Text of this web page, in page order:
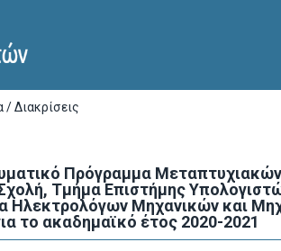
/ Διακρίσεις
Πρόγραμμα
Τμήμα Επιστήμης
Ηλεκτρολόγων Μηχανικών και
το ακαδημαϊκό έτος 2020-2021